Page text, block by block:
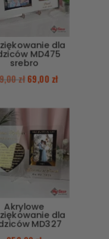
dla
MD475
srebro
zł69,00 zł
Akrylowe
dla
MD327